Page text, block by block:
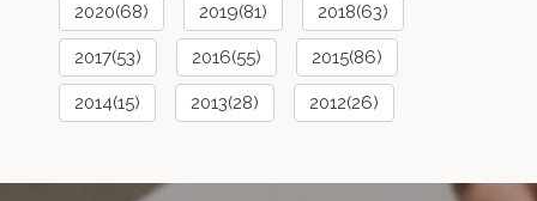
2020(68) 2019(81) 2018(63)
2017(53) 2016(55) 2015(86)
2014(15) 2013(28) 2012(26)